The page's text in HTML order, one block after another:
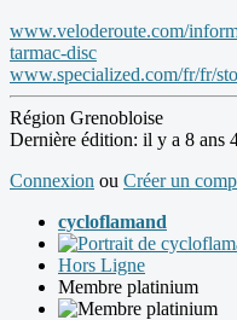
www.veloderoute.com/
tarmac-disc
www.specialized.com/fr/fr/
Région Grenobloise
Dernière édition: il y a 8 ans
Connexion ou Créer un
cycloflamand
Hors Ligne
Membre platinium